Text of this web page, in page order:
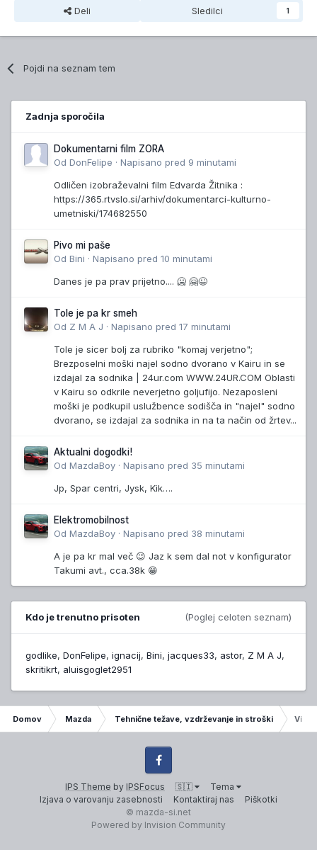
Deli Sledilci 1
Pojdi na seznam tem
Zadnja sporočila
Dokumentarni film ZORA
Od DonFelipe · Napisano pred 9 minutami
Odličen izobraževalni film Edvarda Žitnika :
https://365.rtvslo.si/arhiv/dokumentarci-kulturno-
umetniski/174682550
Pivo mi paše
Od Bini · Napisano pred 10 minutami
Danes je pa prav prijetno.... 🥶 🤗😉
Tole je pa kr smeh
Od Z M A J · Napisano pred 17 minutami
Tole je sicer bolj za rubriko "komaj verjetno";
Brezposelni moški najel sodno dvorano v Kairu in se
izdajal za sodnika | 24ur.com WWW.24UR.COM Oblasti
v Kairu so odkrile neverjetno goljufijo. Nezaposleni
moški je podkupil uslužbence sodišča in "najel" sodno
dvorano, se izdajal za sodnika in na ta način od žrtev...
Aktualni dogodki!
Od MazdaBoy · Napisano pred 35 minutami
Jp, Spar centri, Jysk, Kik….
Elektromobilnost
Od MazdaBoy · Napisano pred 38 minutami
A je pa kr mal več 😉 Jaz k sem dal not v konfigurator
Takumi avt., cca.38k 😁
Kdo je trenutno prisoten (Poglej celoten seznam)
godlike DonFelipe ignacij Bini jacques33 astor Z M A J
skritikrt aluisgoglet2951
Domov Mazda Tehnične težave, vzdrževanje in stroški
IPS Theme by IPSFocus 🇸🇮
Tema
Izjava o varovanju zasebnosti
Kontaktiraj nas Piškotki
Facebook
© mazda-si.net
Powered by Invision Community